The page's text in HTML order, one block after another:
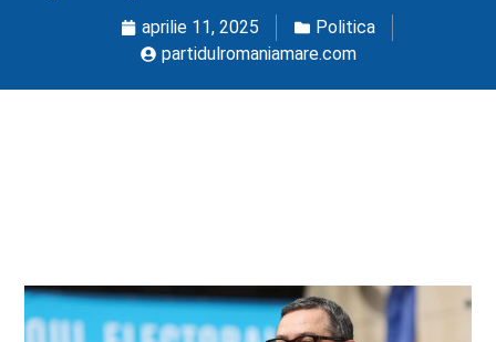
aprilie 11, 2025
Politica
partidulromaniamare.com